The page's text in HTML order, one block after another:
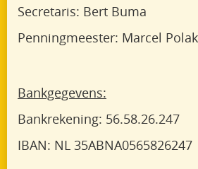
Secretaris: Bert Buma
Penningmeester: Marcel Polak
Bankgegevens:
Bankrekening: 56.58.26.247
IBAN: NL 35ABNA0565826247